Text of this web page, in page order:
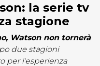
la serie tv
stagione
Watson non tornerà
due stagioni
per l’esperienza